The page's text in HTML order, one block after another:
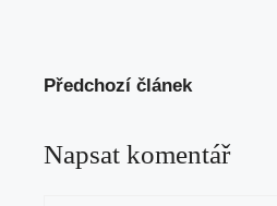
Předchozí článek
Napsat komentář